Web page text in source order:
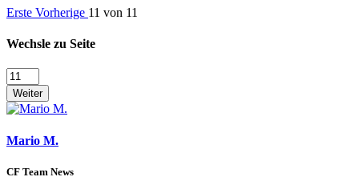
Erste Vorherige 11 von 11
Wechsle zu Seite
Weiter
Mario M.
CF Team News